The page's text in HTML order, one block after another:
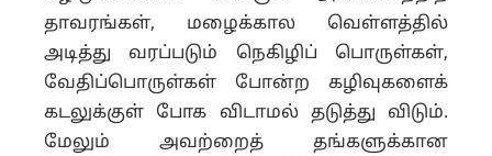
தாவரங்கள், மழைக்கால வெள்ளத்தில்
அடித்து வரப்படும் நெகிழிப் பொருள்கள்,
வேதிப்பொருள்கள் போன்ற கழிவுகளைக்
கடலுக்குள் போக விடாமல் தடுத்து விடும்.
மேலும் அவற்றைத் தங்களுக்கான